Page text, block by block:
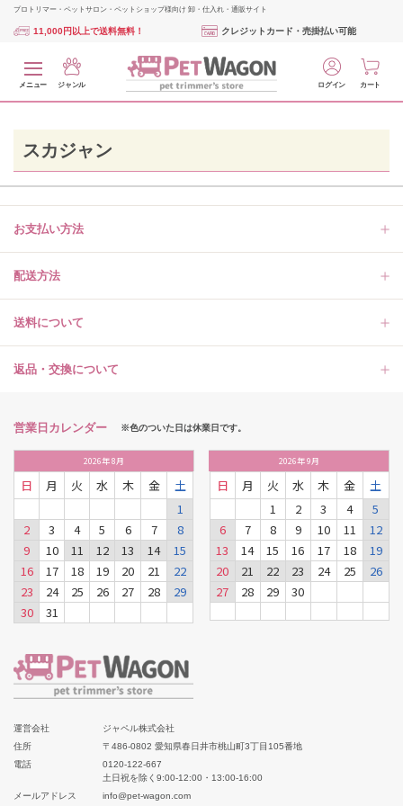
プロトリマー・ペットサロン・ペットショップ様向け 卸・仕入れ・通販サイト
11,000円以上で送料無料！ クレジットカード・売掛払い可能
メニュー ジャンル ログイン カート
スカジャン
お支払い方法
配送方法
送料について
返品・交換について
営業日カレンダー ※色のついた日は休業日です。
2026年8月
日 月 火 水 木 金
土
1
2
3 4 5 6 7
8
9
10 11 12 13 14
15
16
17 18 19 20 21
22
23
24 25 26 27 28
29
30
31
2026年9月
日 月 火 水 木 金
土
1
2 3 4
5
6
7 8 9 10 11
12
13
14 15 16 17 18
19
20
21 22 23 24 25
26
27
28 29 30
運営会社
ジャペル株式会社
住所
〒486-0802 愛知県春日井市桃山町3丁目105番地
電話
0120-122-667
土日祝を除く9:00-12:00・13:00-16:00
メールアドレス
info@pet-wagon.com